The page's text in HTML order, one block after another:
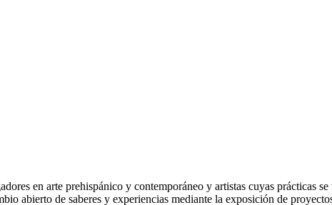
en arte prehispánico y contemporáneo y artistas cuyas prácticas
abierto de saberes y experiencias mediante la exposición de